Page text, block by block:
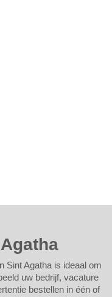
Sint Agatha is ideaal om
uw bedrijf, vacature
bestellen in één of